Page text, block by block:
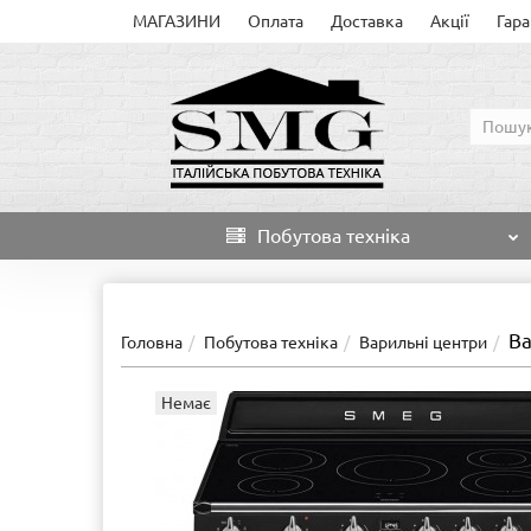
МАГАЗИНИ Оплата Доставка Акції
Побутова техніка
Головна Побутова техніка Варильні центри
Немає